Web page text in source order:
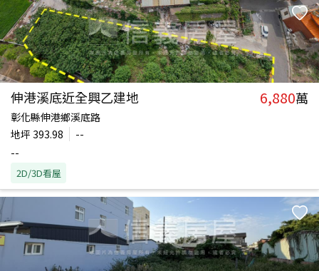
伸港溪底近全興乙建地 6,880萬
彰化縣伸港鄉溪底路
地坪 393.98
--
--
2D/3D看屋